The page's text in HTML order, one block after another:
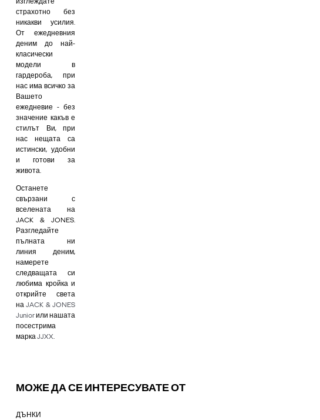
изглеждате
страхотно без
никакви усилия.
От ежедневния
деним до най-
класически
модели в
гардероба, при
нас има всичко за
Вашето
ежедневие - без
значение какъв е
стилът Ви, при
нас нещата са
истински, удобни
и готови за
живота.
Останете
свързани с
вселената на
JACK & JONES.
Разгледайте
пълната ни
линия деним,
намерете
следващата си
любима кройка и
открийте света
наJACK & JONES
Juniorили нашата
посестрима
маркаJJXX.
МОЖЕ ДА СЕ ИНТЕРЕСУВАТЕ ОТ
ДЪНКИ